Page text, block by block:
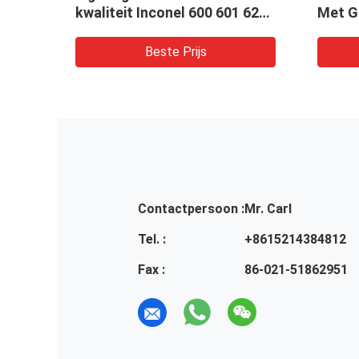
Met Gemiddelde
voor de Productie van
Robuuste Metalen
Beste Prijs
Contactpersoon :Mr. Carl
Tel. :
+8615214384812
Fax :
86-021-51862951